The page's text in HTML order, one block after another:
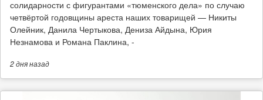
солидарности с фигурантами «тюменского дела» по случаю
четвёртой годовщины ареста наших товарищей — Никиты
Олейник, Данила Чертыкова, Дениза Айдына, Юрия
Незнамова и Романа Паклина, -
2 дняназад